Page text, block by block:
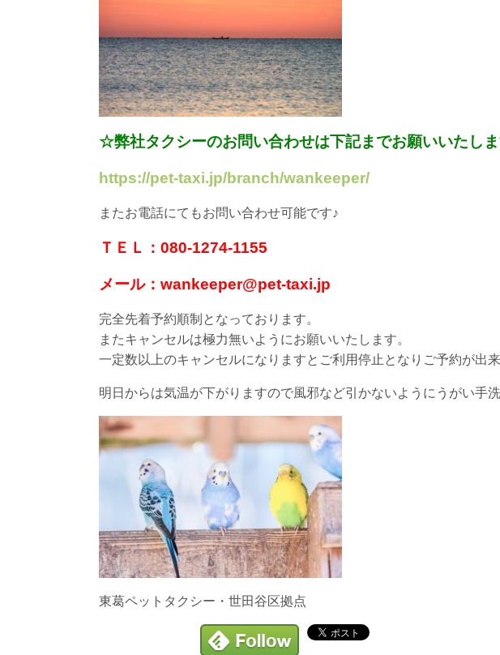
☆弊社タクシーのお問い合わせは下記までお願いいたし
https://pet-taxi.jp/branch/wankeeper/
またお電話にてもお問い合わせ可能です♪
ＴＥＬ：080-1274-1155
メール：wankeeper@pet-taxi.jp
完全先着予約順制となっております。
またキャンセルは極力無いようにお願いいたします。
一定数以上のキャンセルになりますとご利用停止となりご予約が出
明日からは気温が下がりますので風邪など引かないようにうがい手
東葛ペットタクシー・世田谷区拠点